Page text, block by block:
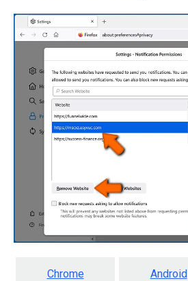
Chrome Android